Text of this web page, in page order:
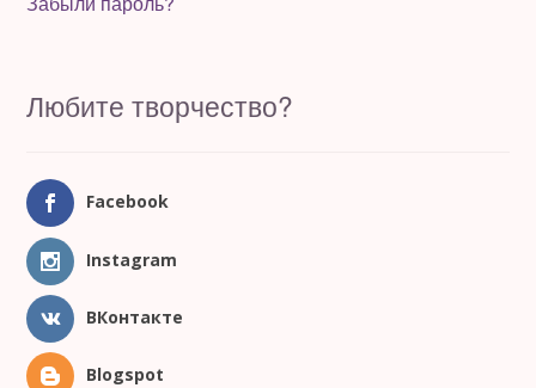
Любите творчество?
Facebook
Instagram
ВКонтакте
Blogspot